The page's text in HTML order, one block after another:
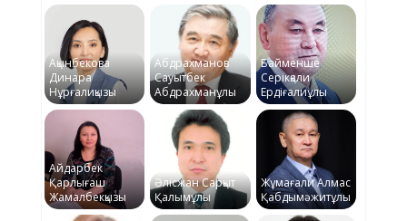
Ақынбекова
Динара
Нұрғалиқызы
Абдрахманов
Сауытбек
Абдрахманұлы
Байменше
Серікқали
Ердіғалиұлы
Айдарбек
Қарлығаш
Жамалбекқызы
Әлісжан Сарқыт
Қалымұлы
Жұмағали Алмас
Қабдымәжитұлы